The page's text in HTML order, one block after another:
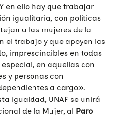
en ello hay que trabajar
igualitaria, con políticas
a las mujeres de la
el trabajo y que apoyen las
imprescindibles en todas
en aquellas con
y personas con
a cargo».
igualdad, UNAF se unirá
de la Mujer, al Paro